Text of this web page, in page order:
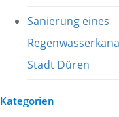
Sanierung eines
Stadt Düren
Kategorien